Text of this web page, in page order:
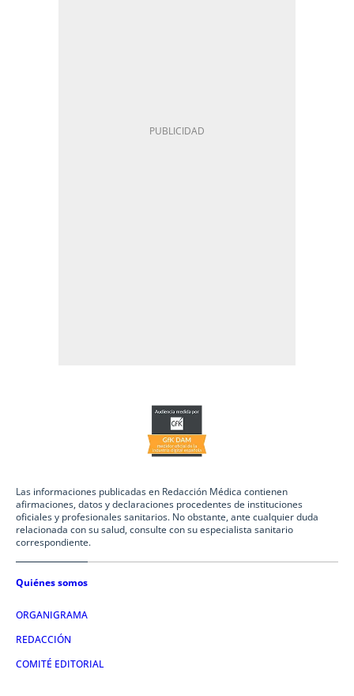
Las informaciones publicadas en Redacción Médica contienen
afirmaciones, datos y declaraciones procedentes de instituciones
oficiales y profesionales sanitarios. No obstante, ante cualquier duda
relacionada con su salud, consulte con su especialista sanitario
correspondiente.
Quiénes somos
ORGANIGRAMA
REDACCIÓN
COMITÉ EDITORIAL